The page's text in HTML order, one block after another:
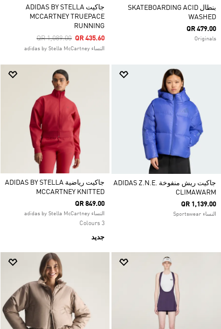
بنطال SKATEBOARDING ACID
WASHED
QR 479.00
Originals
جاكيت ADIDAS BY STELLA
MCCARTNEY TRUEPACE
RUNNING
Price Reduced From
QR 1,089.00ToQR 435.60
النساء adidas by Stella McCartney
جاكيت ريش منفوخة ADIDAS Z.N.E.
CLIMAWARM
QR 1,139.00
النساء Sportswear
جاكيت رياضية ADIDAS BY STELLA
MCCARTNEY KNITTED
QR 849.00
النساء adidas by Stella McCartney
3 Colours
جديد